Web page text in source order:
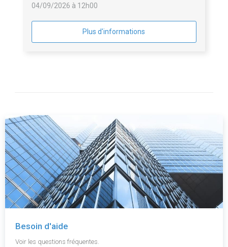
04/09/2026 à 12h00
Plus d'informations
Besoin d'aide
Voir les questions fréquentes.